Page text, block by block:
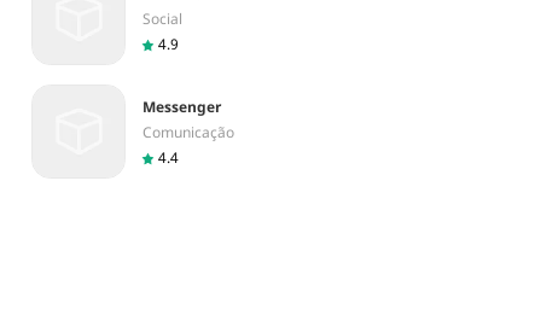
Social
4.9
Messenger
Comunicação
4.4